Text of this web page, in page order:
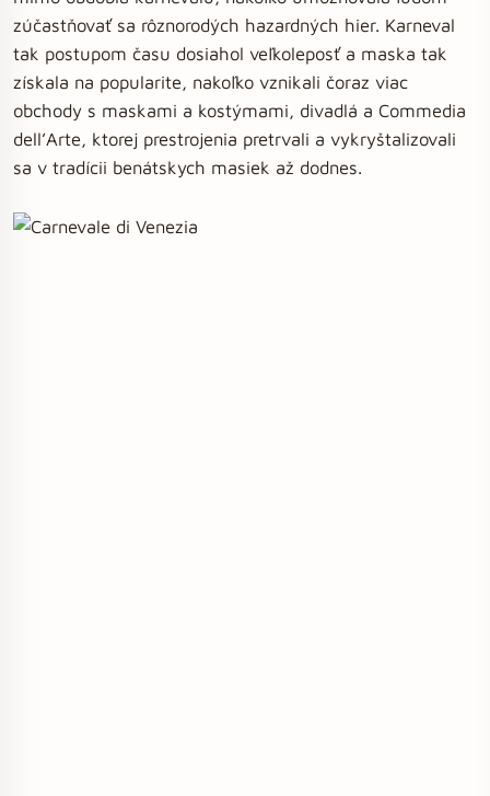
zúčastňovať sa rôznorodých hazardných hier. Karneval
tak postupom času dosiahol veľkoleposť a maska tak
získala na popularite, nakoľko vznikali čoraz viac
obchody s maskami a kostýmami, divadlá a Commedia
dell’Arte, ktorej prestrojenia pretrvali a vykryštalizovali
sa v tradícii benátskych masiek až dodnes.